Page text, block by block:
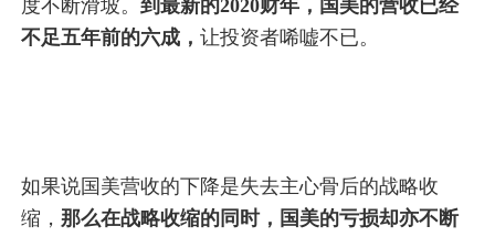
度不断滑坡。到最新的2020财年，国美的营收已经
不足五年前的六成，让投资者唏嘘不已。
如果说国美营收的下降是失去主心骨后的战略收
缩，那么在战略收缩的同时，国美的亏损却亦不断